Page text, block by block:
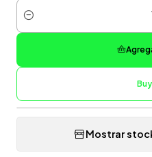
Cantidad
Mostrar